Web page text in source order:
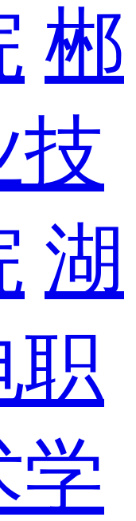
郴
技
湖
职
学